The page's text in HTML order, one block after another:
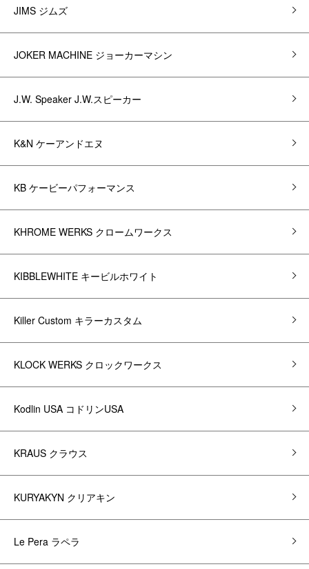
JIMS ジムズ
JOKER MACHINE ジョーカーマシン
J.W. Speaker J.W.スピーカー
K&N ケーアンドエヌ
KB ケービーパフォーマンス
KHROME WERKS クロームワークス
KIBBLEWHITE キービルホワイト
Killer Custom キラーカスタム
KLOCK WERKS クロックワークス
Kodlin USA コドリンUSA
KRAUS クラウス
KURYAKYN クリアキン
Le Pera ラペラ